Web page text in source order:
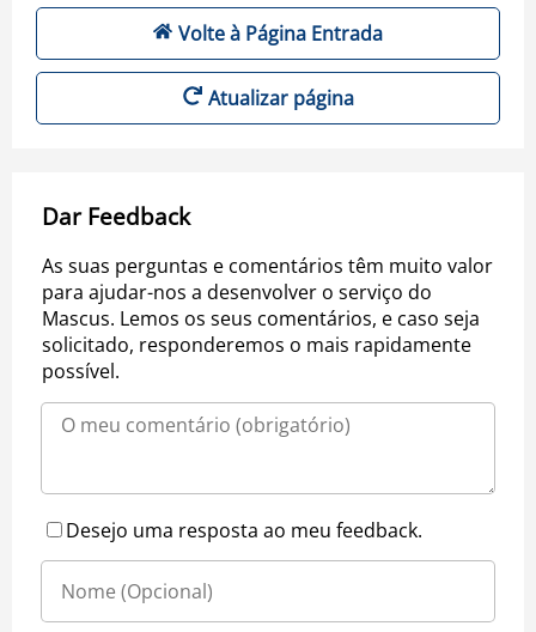
Volte à Página Entrada
Atualizar página
Dar Feedback
As suas perguntas e comentários têm muito valor
para ajudar-nos a desenvolver o serviço do
Mascus. Lemos os seus comentários, e caso seja
solicitado, responderemos o mais rapidamente
possível.
Desejo uma resposta ao meu feedback.